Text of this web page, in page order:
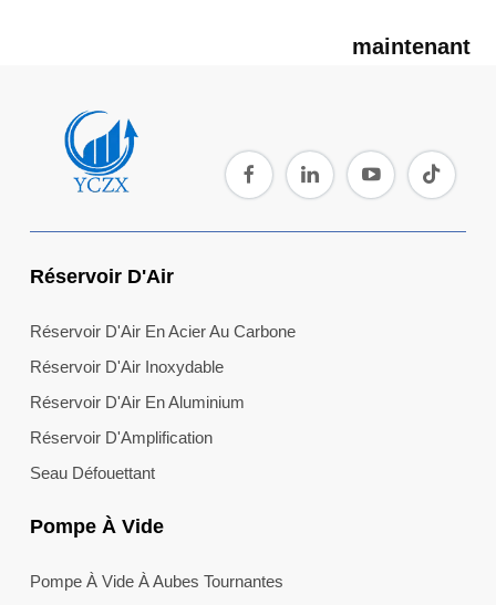
maintenant
Réservoir D'Air
Réservoir D'Air En Acier Au Carbone
Réservoir D'Air Inoxydable
Réservoir D'Air En Aluminium
Réservoir D'Amplification
Seau Défouettant
Pompe À Vide
Pompe À Vide À Aubes Tournantes